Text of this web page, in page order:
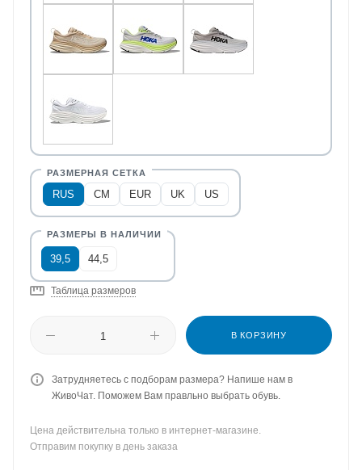
RUS CM EUR UK US
39,5 44,5
Таблица размеров
В КОРЗИНУ
Затрудняетесь с подборам размера? Напише нам в
ЖивоЧат. Поможем Вам правльно выбрать обувь.
Цена действительна только в интернет-магазине.
Отправим покупку в день заказа